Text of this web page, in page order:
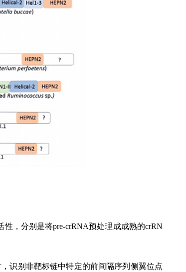
性，分别是将pre-crRNA预处理成成熟的crRN
识别非靶标链中特定的前间隔序列侧翼位点